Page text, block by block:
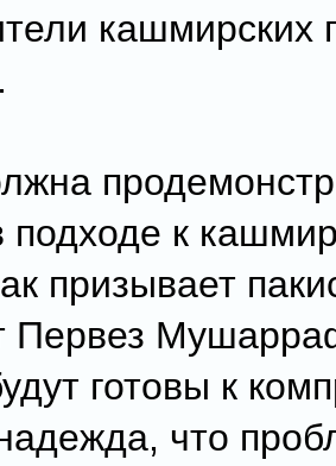
кашмирских
подходе к
призывает
Первез
готовы к
что